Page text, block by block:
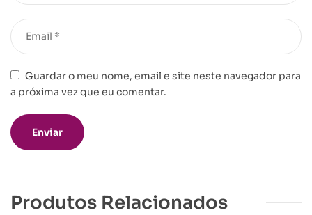
Guardar o meu nome, email e site neste navegador para
a próxima vez que eu comentar.
Produtos Relacionados